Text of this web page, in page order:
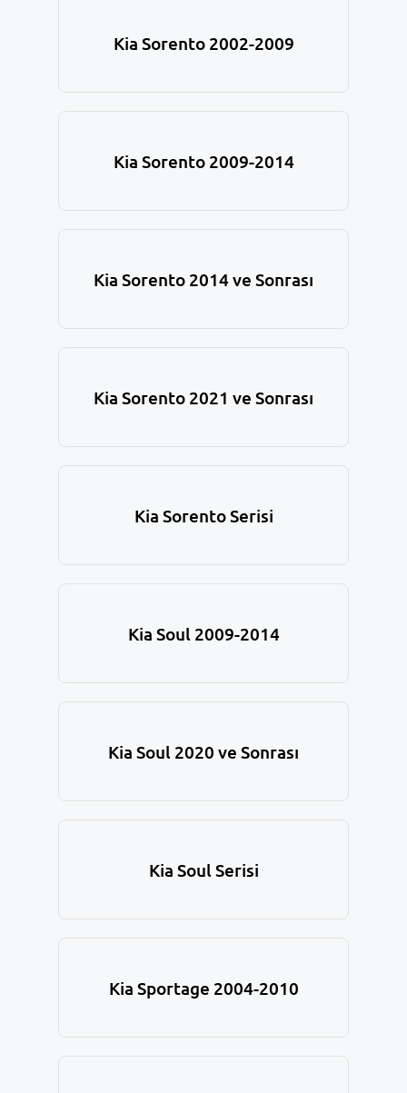
Kia Sorento 2002-2009
Kia Sorento 2009-2014
Kia Sorento 2014 ve Sonrası
Kia Sorento 2021 ve Sonrası
Kia Sorento Serisi
Kia Soul 2009-2014
Kia Soul 2020 ve Sonrası
Kia Soul Serisi
Kia Sportage 2004-2010